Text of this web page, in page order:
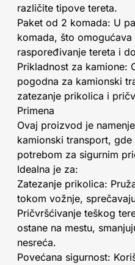
različite tipove tereta.
Paket od 2 komada: U
komada, što omogućava
raspoređivanje tereta i
Prikladnost za kamione:
pogodna za kamionski
zatezanje prikolica i
Primena
Ovaj proizvod je
kamionski transport,
potrebom za sigurnim
Idealna je za:
Zatezanje prikolica:
tokom vožnje,
Pričvršćivanje teškog
ostane na mestu,
nesreća.
Povećana sigurnost: